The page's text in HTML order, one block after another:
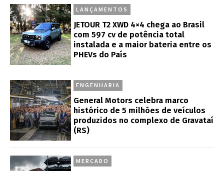
LANÇAMENTOS
JETOUR T2 XWD 4×4 chega ao Brasil
com 597 cv de potência total
instalada e a maior bateria entre os
PHEVs do País
ENGENHARIA
General Motors celebra marco
histórico de 5 milhões de veículos
produzidos no complexo de Gravataí
(RS)
MERCADO